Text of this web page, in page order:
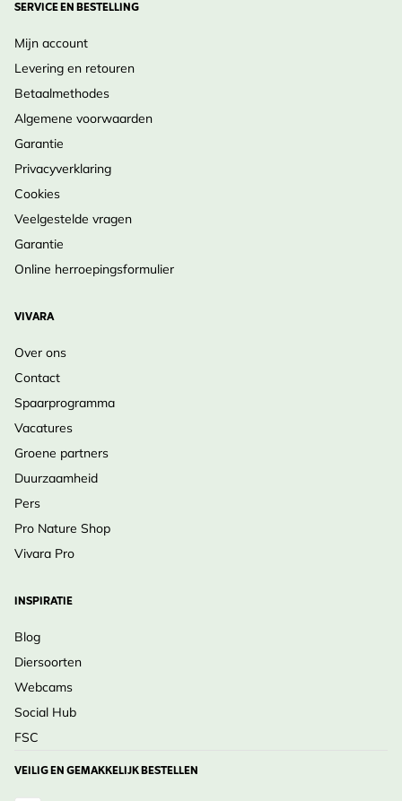
SERVICE EN BESTELLING
Mijn account
Levering en retouren
Betaalmethodes
Algemene voorwaarden
Garantie
Privacyverklaring
Cookies
Veelgestelde vragen
Garantie
Online herroepingsformulier
VIVARA
Over ons
Contact
Spaarprogramma
Vacatures
Groene partners
Duurzaamheid
Pers
Pro Nature Shop
Vivara Pro
INSPIRATIE
Blog
Diersoorten
Webcams
Social Hub
FSC
VEILIG EN GEMAKKELIJK BESTELLEN